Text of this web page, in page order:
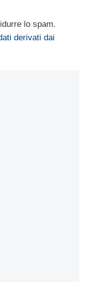
lo spam.
derivati dai